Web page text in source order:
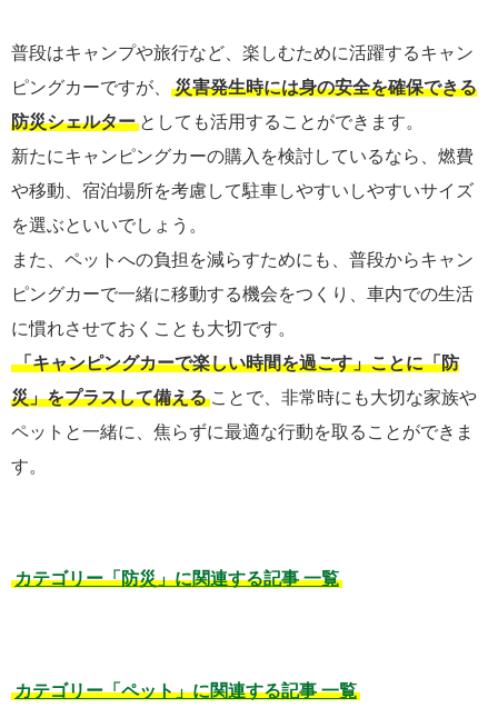
普段はキャンプや旅行など、楽しむために活躍するキャン
ピングカーですが、
災害発生時には身の安全を確保できる
防災シェルター としても活用することができます。
新たにキャンピングカーの購入を検討しているなら、燃費
や移動、宿泊場所を考慮して駐車しやすいしやすいサイズ
を選ぶといいでしょう。
また、ペットへの負担を減らすためにも、普段からキャン
ピングカーで一緒に移動する機会をつくり、車内での生活
に慣れさせておくことも大切です。
「キャンピングカーで楽しい時間を過ごす」ことに「防
災」をプラスして備える ことで、非常時にも大切な家族や
ペットと一緒に、焦らずに最適な行動を取ることができま
す。
カテゴリー「防災」に関連する記事 一覧
カテゴリー「ペット」に関連する記事 一覧